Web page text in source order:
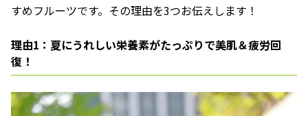
すめフルーツです。その理由を3つお伝えします！
理由1：夏にうれしい栄養素がたっぷりで美肌＆疲労回
復！